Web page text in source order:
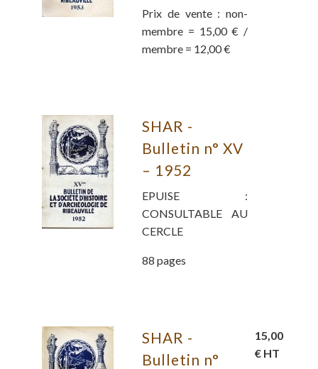
Prix de vente : non-
membre = 15,00 € /
membre = 12,00 €
SHAR -
Bulletin n° XV
– 1952
EPUISE :
CONSULTABLE AU
CERCLE
88 pages
SHAR -
Bulletin n°
15,00
€ HT